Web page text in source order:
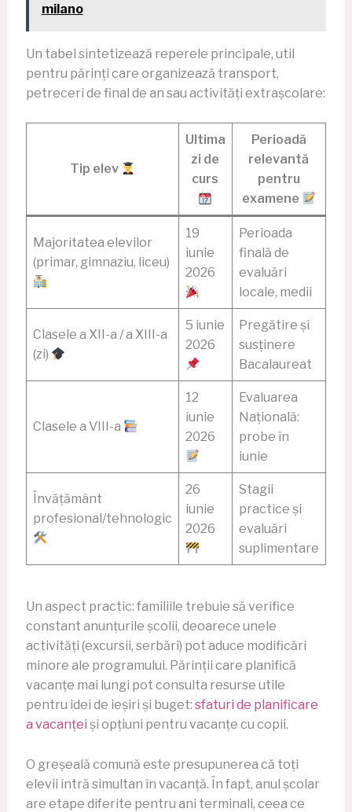
milano
Un tabel sintetizează reperele principale, util
pentru părinți care organizează transport,
petreceri de final de an sau activități extrașcolare:
Tip elev
Ultima
zi de
curs
Perioadă
relevantă
pentru
examene
Majoritatea elevilor
(primar, gimnaziu, liceu)
19
iunie
2026
Perioada
finală de
evaluări
locale, medii
Clasele a XII-a / a XIII-a
(zi)
5 iunie
2026
Pregătire și
susținere
Bacalaureat
Clasele a VIII-a
12
iunie
2026
Evaluarea
Națională:
probe în
iunie
Învățământ
profesional/tehnologic
26
iunie
2026
Stagii
practice și
evaluări
suplimentare
Un aspect practic: familiile trebuie să verifice
constant anunțurile școlii, deoarece unele
activități (excursii, serbări) pot aduce modificări
minore ale programului. Părinții care planifică
vacanțe mai lungi pot consulta resurse utile
pentru idei de ieșiri și buget: sfaturi de planificare
a vacanței și opțiuni pentru vacanțe cu copii.
O greșeală comună este presupunerea că toți
elevii intră simultan în vacanță. În fapt, anul școlar
are etape diferite pentru ani terminali, ceea ce